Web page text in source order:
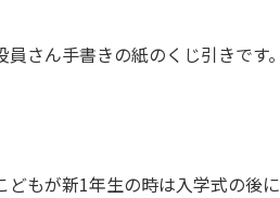
員さん手書きの紙のくじ引きです
どもが新1年生の時は入学式の後